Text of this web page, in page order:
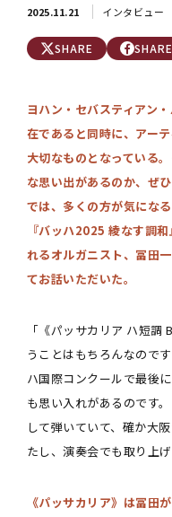
2025.11.21 インタビュー
SHARE SHARE
ヨハン・セバスティアン
在であると同時に、アー
大切なものとなっている
な思い出があるのか、ぜ
では、多くの方が気にな
『バッハ2025 綾なす調
れるオルガニスト、冨田
てお話いただいた。
「《パッサカリア ハ短調
うことはもちろんなので
ハ国際コンクールで最後
も思い入れがあるのです
して弾いていて、確か大
たし、演奏会でも取り上げ
《パッサカリア》は冨田